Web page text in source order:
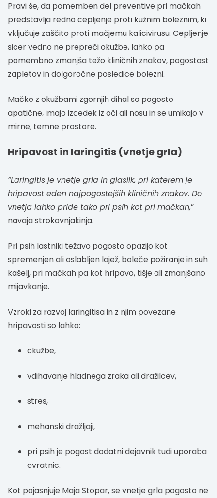
Pravi še, da pomemben del preventive pri mačkah
predstavlja redno cepljenje proti kužnim boleznim, ki
vključuje zaščito proti mačjemu kalicivirusu. Cepljenje
sicer vedno ne prepreči okužbe, lahko pa
pomembno zmanjša težo kliničnih znakov, pogostost
zapletov in dolgoročne posledice bolezni.
Mačke z okužbami zgornjih dihal so pogosto
apatične, imajo izcedek iz oči ali nosu in se umikajo v
mirne, temne prostore.
Hripavost in laringitis (vnetje grla)
“Laringitis je vnetje grla in glasilk, pri katerem je
hripavost eden najpogostejših kliničnih znakov. Do
vnetja lahko pride tako pri psih kot pri mačkah,”
navaja strokovnjakinja.
Pri psih lastniki težavo pogosto opazijo kot
spremenjen ali oslabljen lajež, boleče požiranje in suh
kašelj, pri mačkah pa kot hripavo, tišje ali zmanjšano
mijavkanje.
Vzroki za razvoj laringitisa in z njim povezane
hripavosti so lahko:
okužbe,
vdihavanje hladnega zraka ali dražilcev,
stres,
mehanski dražljaji,
pri psih je pogost dodatni dejavnik tudi uporaba
ovratnic.
Kot pojasnjuje Maja Stopar, se vnetje grla pogosto ne